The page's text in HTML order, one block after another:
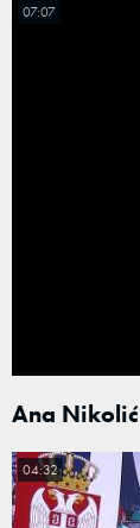
Ana
07:07
04:32